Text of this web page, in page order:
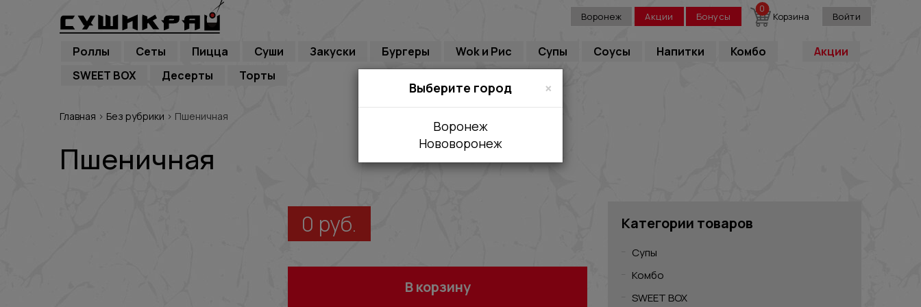
Воронеж Акции Бонусы Корзина
0
Войти
Роллы Сеты Пицца Суши Закуски Бургеры Wok и Рис Супы Соусы Напитки Акции
Комбо
SWEET BOX
Десерты Торты
Главная › Без рубрики › Пшеничная
Пшеничная
0 руб.
В корзину
Категории товаров
Супы
Комбо
SWEET BOX
Выберите город ×
Воронеж
Нововоронеж